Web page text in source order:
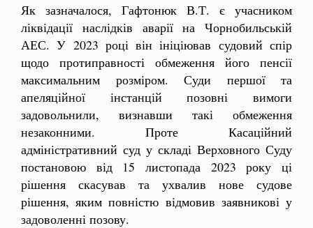
Як зазначалося, Гафтонюк В.Т. є учасником
ліквідації наслідків аварії на Чорнобильській
АЕС. У 2023 році він ініціював судовий спір
щодо протиправності обмеження його пенсії
максимальним розміром. Суди першої та
апеляційної інстанцій позовні вимоги
задовольнили, визнавши такі обмеження
незаконними. Проте Касаційний
адміністративний суд у складі Верховного Суду
постановою від 15 листопада 2023 року ці
рішення скасував та ухвалив нове судове
рішення, яким повністю відмовив заявникові у
задоволенні позову.